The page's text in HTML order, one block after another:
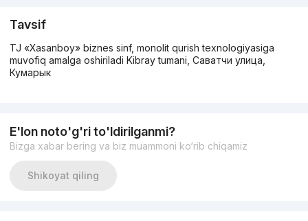
Tavsif
TJ «Xasanboy» biznes sinf, monolit qurish texnologiyasiga
muvofiq amalga oshiriladi Kibray tumani, Саватчи улица,
Кумарык
E'lon noto'g'ri to'ldirilganmi?
Bizga xabar bering va biz muammoni ko‘rib chiqamiz
Shikoyat qiling